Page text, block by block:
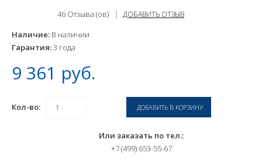
46 Отзыва (ов) ДОБАВИТЬ ОТЗЫВ
Наличие: В наличии
Гарантия:3 года
9 361 руб.
Кол-во:
Или заказать по тел.:
+7 (499) 653-55-67